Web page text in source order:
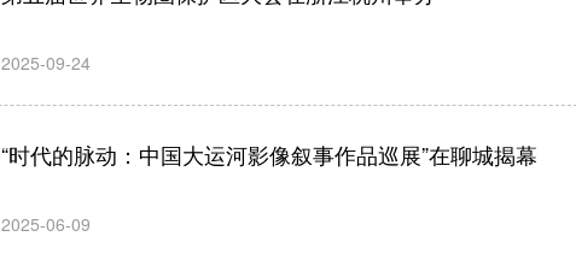
2025-09-24
“时代的脉动：中国大运河影像叙事作品巡展”在聊城揭幕
2025-06-09